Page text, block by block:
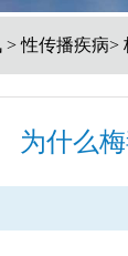
>性传播疾病>
为什么